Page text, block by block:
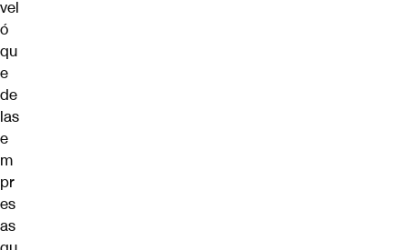
vel
ó
qu
e
de
las
e
m
pr
es
as